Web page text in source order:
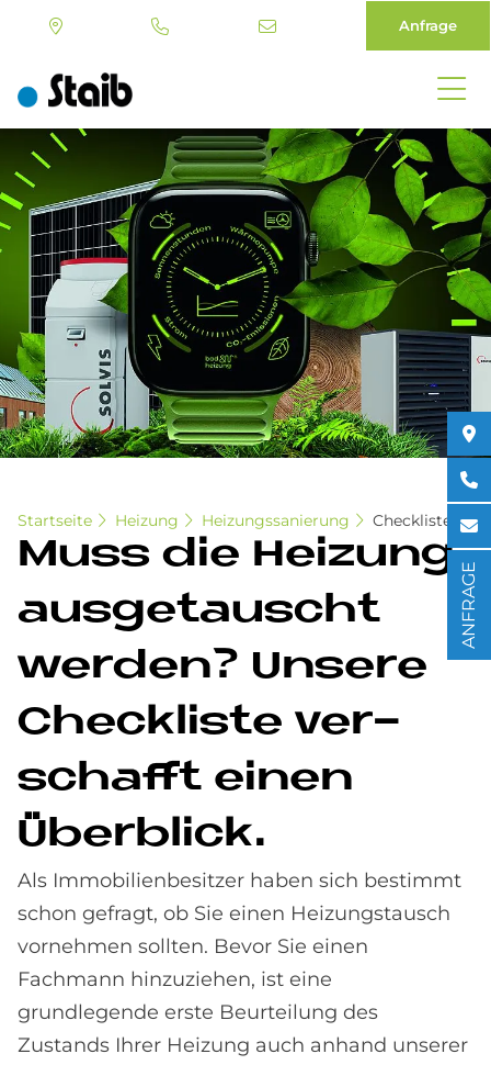
zum
Inhalt
Anfrage
Startseite Heizung Heizungssanierung Checkliste
Muss die Hei­zung
aus­ge­tau­scht
wer­den? Un­se­re
Check­li­ste ver­
schaf­ft einen
Über­bli­ck.
Als Immobilienbesitzer haben sich bestimmt
schon gefragt, ob Sie einen Heizungstausch
vornehmen sollten. Bevor Sie einen
Fachmann hinzuziehen, ist eine
grundlegende erste Beurteilung des
Zustands Ihrer Heizung auch anhand unserer
ANFRAGE